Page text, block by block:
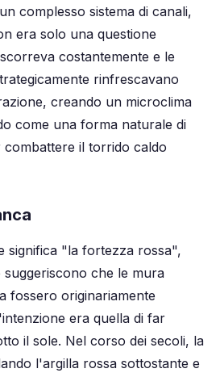
complesso sistema di canali,
era solo una questione
costantemente e le
rinfrescavano
creando un microclima
come una forma naturale di
il torrido caldo
significa "la fortezza rossa",
suggeriscono che le mura
fossero originariamente
era quella di far
il sole. Nel corso dei secoli, la
l'argilla rossa sottostante e